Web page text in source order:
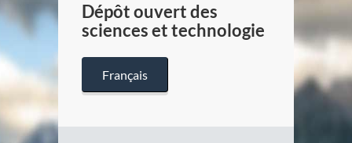
Dépôt ouvert des
sciences et technologie
Français